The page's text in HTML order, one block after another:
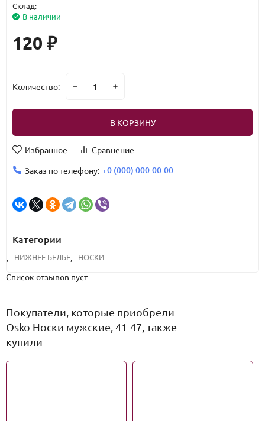
Склад:
В наличии
120 ₽
Количество:
В КОРЗИНУ
Избранное
Сравнение
Заказ по телефону: +0 (000) 000-00-00
Категории
, НИЖНЕЕ БЕЛЬЕ, НОСКИ
Список отзывов пуст
Покупатели, которые приобрели
Osko Носки мужские, 41-47, также
купили